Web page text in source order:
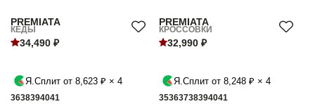
PREMIATA
КЕДЫ
34,490 ₽
Я.Сплит от 8,623 ₽ × 4
3638394041
PREMIATA
КРОССОВКИ
32,990 ₽
Я.Сплит от 8,248 ₽ × 4
35363738394041